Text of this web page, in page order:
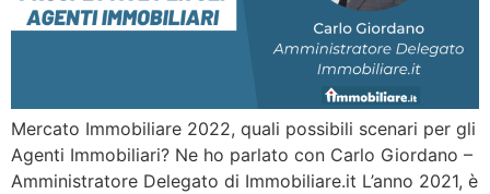
Mercato Immobiliare 2022, quali possibili scenari per gli
Agenti Immobiliari? Ne ho parlato con Carlo Giordano –
Amministratore Delegato di Immobiliare.it L’anno 2021, è